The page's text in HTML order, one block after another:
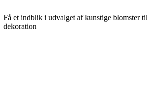
Få et indblik i udvalget af kunstige blomster til
dekoration